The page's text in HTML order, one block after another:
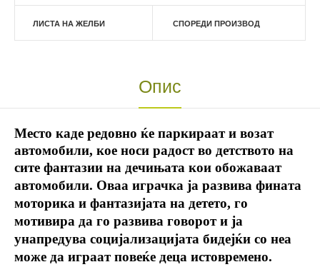
ЛИСТА НА ЖЕЛБИ СПОРЕДИ ПРОИЗВОД
Опис
Место каде редовно ќе паркираат и возат
автомобили, кое носи радост во детството на
сите фантазии на дечињата кои обожaваат
автомобили. Оваа играчка ја развива фината
моторика и фантазијата на детето, го
мотивира да го развива говорот и ја
унапредува социјализацијата бидејќи со неа
може да играат повеќе деца истовремено.